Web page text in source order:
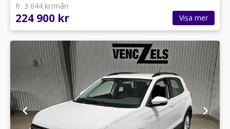
fr. 3 644 kr/mån
224 900 kr Visa mer